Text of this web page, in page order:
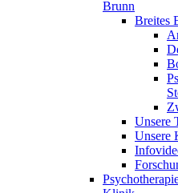
Brunn
Breites
Unsere
Unsere